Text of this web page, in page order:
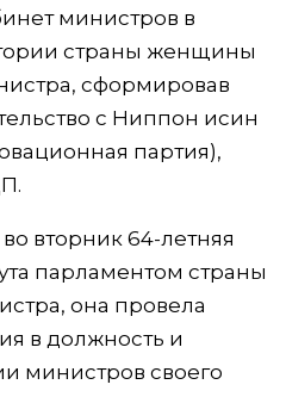
SNS
министров в
страны женщины
сформировав
с Ниппон исин
партия),
вторник 64-летняя
парламентом страны
она провела
в должность и
министров своего